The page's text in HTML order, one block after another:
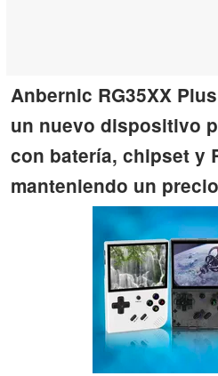
Anbernic RG35XX
un nuevo dispositivo
con batería, chipset y
manteniendo un